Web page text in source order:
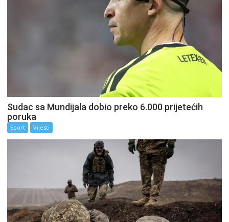
Sudac sa Mundijala dobio preko 6.000 prijetećih
poruka
Sport Vijesti